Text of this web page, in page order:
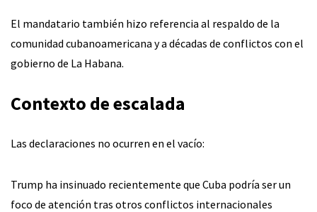
El mandatario también hizo referencia al respaldo de la
comunidad cubanoamericana y a décadas de conflictos con el
gobierno de La Habana.
Contexto de escalada
Las declaraciones no ocurren en el vacío:
Trump ha insinuado recientemente que Cuba podría ser un
foco de atención tras otros conflictos internacionales